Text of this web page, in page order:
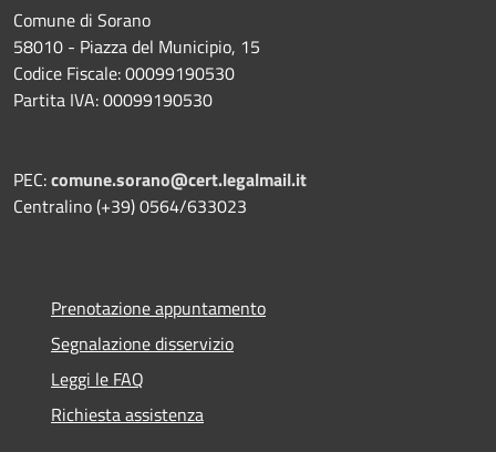
Comune di Sorano
58010 - Piazza del Municipio, 15
Codice Fiscale: 00099190530
Partita IVA: 00099190530
PEC:comune.sorano@cert.legalmail.it
Centralino (+39) 0564/633023
Prenotazione appuntamento
Segnalazione disservizio
Leggi le FAQ
Richiesta assistenza